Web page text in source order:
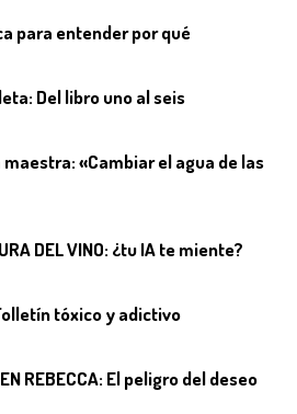
para entender por qué
Del libro uno al seis
«Cambiar el agua de las
DEL VINO: ¿tu IA te miente?07
Folletín tóxico y adictivo
EN REBECCA: El peligro del deseo
09